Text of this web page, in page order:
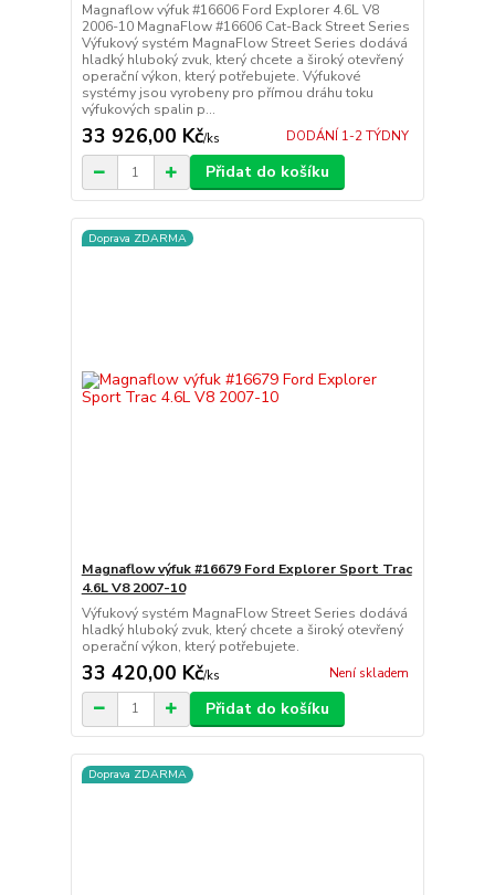
Magnaflow výfuk #16606 Ford Explorer 4.6L V8
2006-10 MagnaFlow #16606 Cat-Back Street Series
Výfukový systém MagnaFlow Street Series dodává
hladký hluboký zvuk, který chcete a široký otevřený
operační výkon, který potřebujete. Výfukové
systémy jsou vyrobeny pro přímou dráhu toku
výfukových spalin p...
33 926,00 Kč/ks DODÁNÍ 1-2 TÝDNY
Přidat do košíku
Doprava ZDARMA
Magnaflow výfuk #16679 Ford Explorer Sport Trac
4.6L V8 2007-10
Výfukový systém MagnaFlow Street Series dodává
hladký hluboký zvuk, který chcete a široký otevřený
operační výkon, který potřebujete.
33 420,00 Kč/ks Není skladem
Přidat do košíku
Doprava ZDARMA